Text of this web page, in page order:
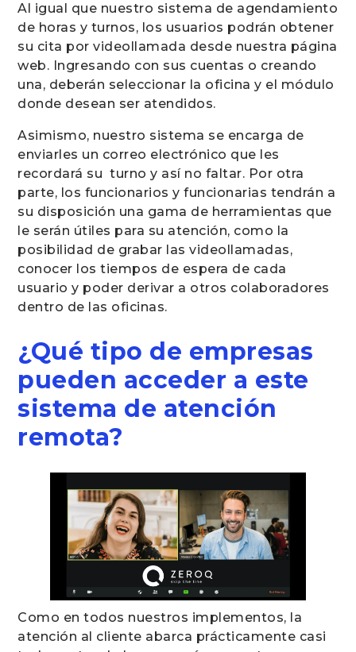
Al igual que nuestro sistema de agendamiento
de horas y turnos, los usuarios podrán obtener
su cita por videollamada desde nuestra página
web. Ingresando con sus cuentas o creando
una, deberán seleccionar la oficina y el módulo
donde desean ser atendidos.
Asimismo, nuestro sistema se encarga de
enviarles un correo electrónico que les
recordará su turno y así no faltar. Por otra
parte, los funcionarios y funcionarias tendrán a
su disposición una gama de herramientas que
le serán útiles para su atención, como la
posibilidad de grabar las videollamadas,
conocer los tiempos de espera de cada
usuario y poder derivar a otros colaboradores
dentro de las oficinas.
¿Qué tipo de empresas
pueden acceder a este
sistema de atención
remota?
Como en todos nuestros implementos, la
atención al cliente abarca prácticamente casi